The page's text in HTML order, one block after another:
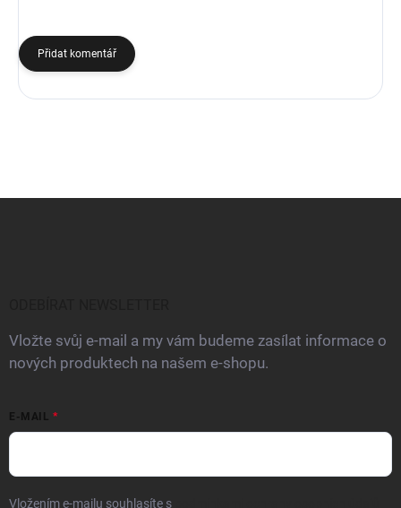
Přidat komentář
Vložte svůj e-mail a my vám budeme zasílat informace o
nových produktech na našem e-shopu.
E-MAIL
Vložením e-mailu souhlasíte s